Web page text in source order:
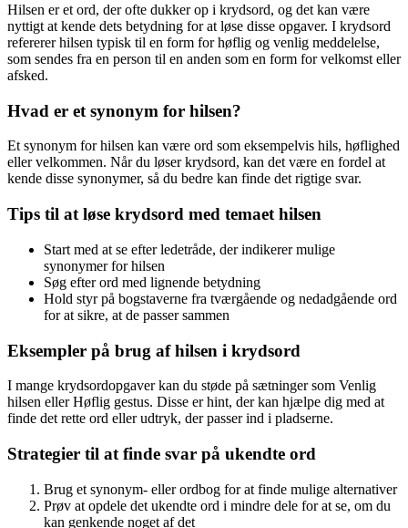
Hilsen er et ord, der ofte dukker op i krydsord, og det kan være
nyttigt at kende dets betydning for at løse disse opgaver. I krydsord
refererer hilsen typisk til en form for høflig og venlig meddelelse,
som sendes fra en person til en anden som en form for velkomst eller
afsked.
Hvad er et synonym for hilsen?
Et synonym for hilsen kan være ord som eksempelvis hils, høflighed
eller velkommen. Når du løser krydsord, kan det være en fordel at
kende disse synonymer, så du bedre kan finde det rigtige svar.
Tips til at løse krydsord med temaet hilsen
Start med at se efter ledetråde, der indikerer mulige
synonymer for hilsen
Søg efter ord med lignende betydning
Hold styr på bogstaverne fra tværgående og nedadgående ord
for at sikre, at de passer sammen
Eksempler på brug af hilsen i krydsord
I mange krydsordopgaver kan du støde på sætninger som Venlig
hilsen eller Høflig gestus. Disse er hint, der kan hjælpe dig med at
finde det rette ord eller udtryk, der passer ind i pladserne.
Strategier til at finde svar på ukendte ord
Brug et synonym- eller ordbog for at finde mulige alternativer
Prøv at opdele det ukendte ord i mindre dele for at se, om du
kan genkende noget af det